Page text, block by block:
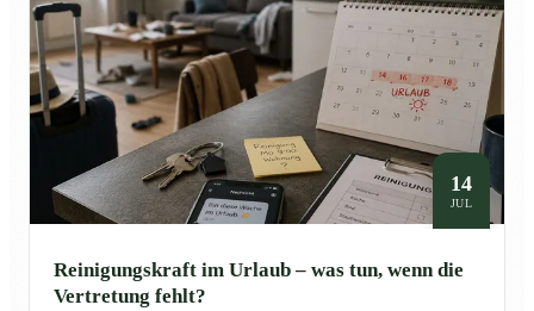
14
JUL
Reinigungskraft im Urlaub – was tun, wenn die
Vertretung fehlt?